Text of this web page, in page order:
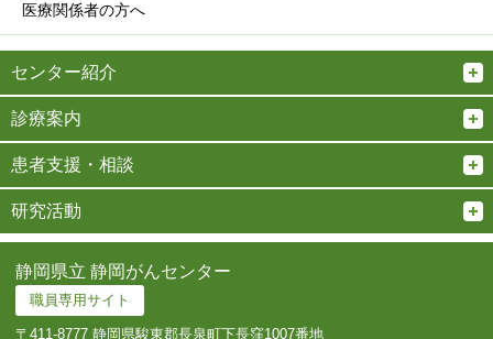
医療関係者の方へ
センター紹介
診療案内
患者支援・相談
研究活動
静岡県立 静岡がんセンター
職員専用サイト
〒411-8777 静岡県駿東郡長泉町下長窪1007番地